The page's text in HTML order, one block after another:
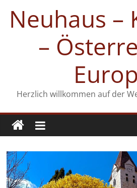
Inhalt
springen
Neuhaus –
–
Herzlich willkommen auf der